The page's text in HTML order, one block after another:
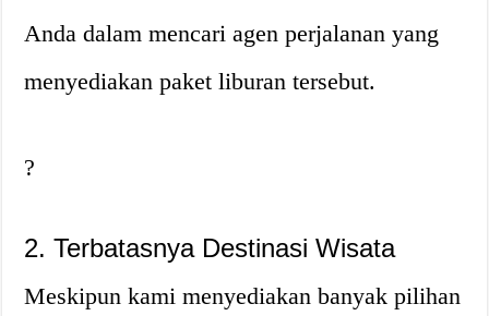
Anda dalam mencari agen perjalanan yang
menyediakan paket liburan tersebut.
?
2. Terbatasnya Destinasi Wisata
Meskipun kami menyediakan banyak pilihan